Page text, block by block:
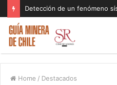
Home / Destacados